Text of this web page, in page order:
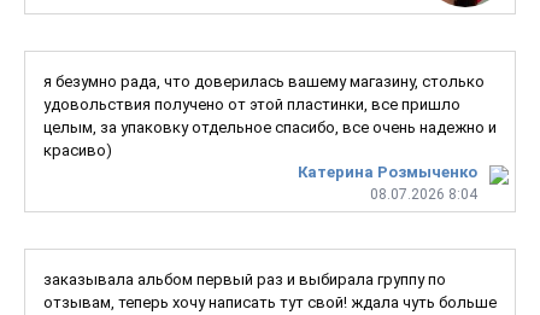
Катерина Розмыченко
08.07.2026 8:04
я безумно рада, что доверилась вашему магазину, столько
удовольствия получено от этой пластинки, все пришло
целым, за упаковку отдельное спасибо, все очень надежно и
красиво)
заказывала альбом первый раз и выбирала группу по
отзывам, теперь хочу написать тут свой! ждала чуть больше